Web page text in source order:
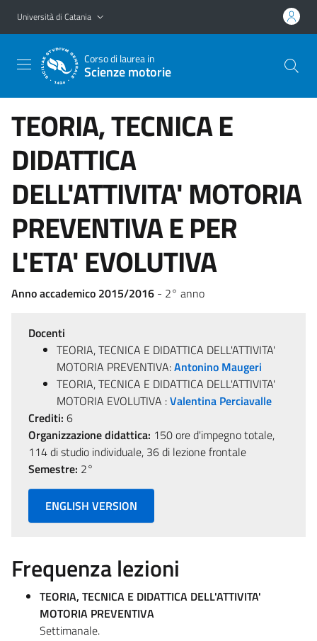
Vai al contenuto principale
Vai al menu di navigazione
Università di Catania
Corso di laurea in
Scienze motorie
TEORIA, TECNICA E
DIDATTICA
DELL'ATTIVITA' MOTORIA
PREVENTIVA E PER
L'ETA' EVOLUTIVA
Anno accademico 2015/2016 - 2° anno
Docenti
TEORIA, TECNICA E DIDATTICA DELL'ATTIVITA'
MOTORIA PREVENTIVA:Antonino Maugeri
TEORIA, TECNICA E DIDATTICA DELL'ATTIVITA'
MOTORIA EVOLUTIVA :Valentina Perciavalle
Crediti: 6
Organizzazione didattica: 150 ore d'impegno totale,
114 di studio individuale, 36 di lezione frontale
Semestre: 2°
ENGLISH VERSION
Frequenza lezioni
TEORIA, TECNICA E DIDATTICA DELL'ATTIVITA'
MOTORIA PREVENTIVA
Settimanale.